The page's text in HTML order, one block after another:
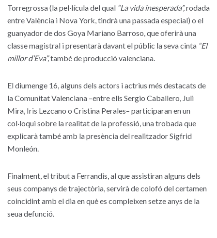
Torregrossa (la pel·lícula del qual “La vida inesperada”,rodada
entre València i Nova York, tindrà una passada especial) o el
guanyador de dos Goya Mariano Barroso, que oferirà una
classe magistral i presentarà davant el públic la seva cinta “El
millor d’Eva”,també de producció valenciana.
El diumenge 16, alguns dels actors i actrius més destacats de
la Comunitat Valenciana –entre ells Sergio Caballero, Juli
Mira, Iris Lezcano o Cristina Perales– participaran en un
col·loqui sobre la realitat de la professió, una trobada que
explicarà també amb la presència del realitzador Sigfrid
Monleón.
Finalment, el tribut a Ferrandis, al que assistiran alguns dels
seus companys de trajectòria, servirà de colofó del certamen
coincidint amb el dia en què es compleixen setze anys de la
seua defunció.